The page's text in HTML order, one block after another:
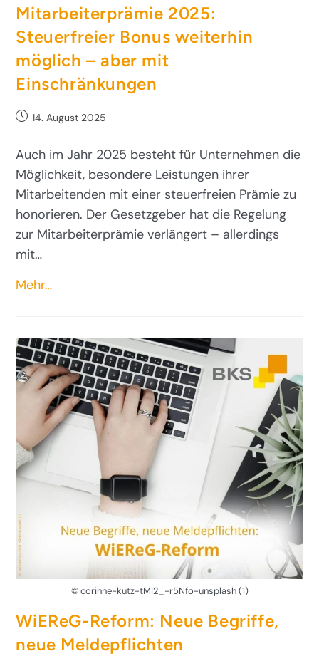
Mitarbeiterprämie 2025:
Steuerfreier Bonus weiterhin
möglich – aber mit
Einschränkungen
14. August 2025
Auch im Jahr 2025 besteht für Unternehmen die
Möglichkeit, besondere Leistungen ihrer
Mitarbeitenden mit einer steuerfreien Prämie zu
honorieren. Der Gesetzgeber hat die Regelung
zur Mitarbeiterprämie verlängert – allerdings
mit…
Mehr…
© corinne-kutz-tMI2_-r5Nfo-unsplash (1)
WiEReG-Reform: Neue Begriffe,
neue Meldepflichten